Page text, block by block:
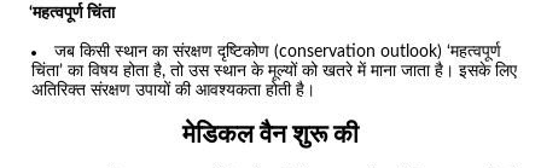
‘महत्वपूर्ण चिंता
जब किसी स्थान का संरक्षण दृष्टिकोण (conservation outlook) ‘महत्वपूर्ण
चिंता’ का विषय होता है, तो उस स्थान के मूल्यों को खतरे में माना जाता है। इसके लिए
अतिरिक्त संरक्षण उपायों की आवश्यकता होती है।
मेडिकल वैन शुरू की